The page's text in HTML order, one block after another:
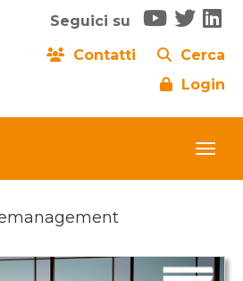
Seguici su
Contatti
Cerca
Login